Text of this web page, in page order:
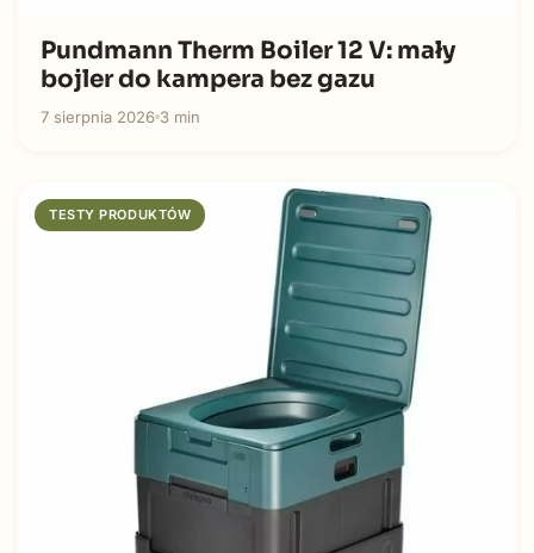
Pundmann Therm Boiler 12 V: mały
bojler do kampera bez gazu
7 sierpnia 2026 3 min
TESTY PRODUKTÓW